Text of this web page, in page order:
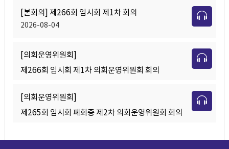
[본회의] 제266회 임시회 제1차 회의
2026-08-04
[의회운영위원회]
제266회 임시회 제1차 의회운영위원회 회의
[의회운영위원회]
제265회 임시회 폐회중 제2차 의회운영위원회 회의